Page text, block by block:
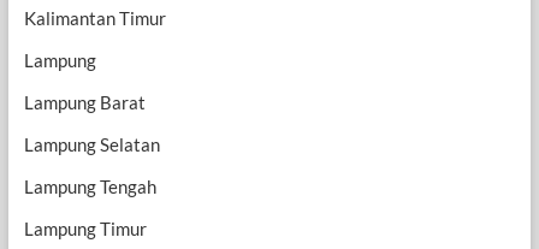
Kalimantan Timur
Lampung
Lampung Barat
Lampung Selatan
Lampung Tengah
Lampung Timur